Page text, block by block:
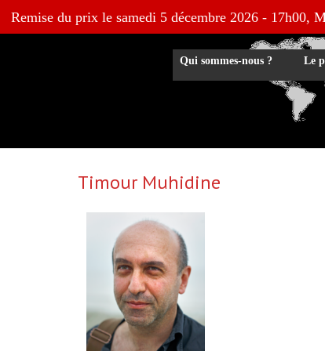
Remise du prix le samedi 5 décembre 2026 - 17h00,
Qui sommes-nous ? Le
Timour Muhidine